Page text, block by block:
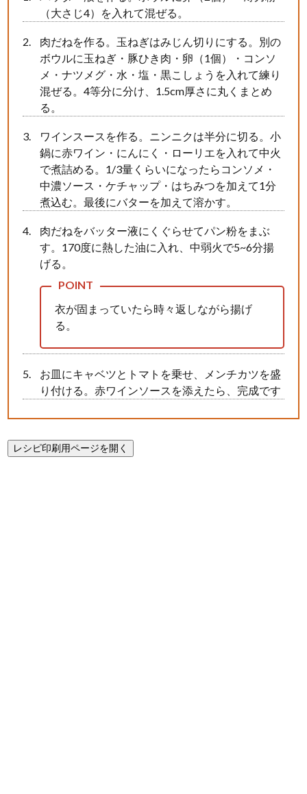
（大さじ4）を入れて混ぜる。
肉だねを作る。玉ねぎはみじん切りにする。別の
ボウルに玉ねぎ・豚ひき肉・卵（1個）・コンソ
メ・ナツメグ・水・塩・黒こしょうを入れて練り
混ぜる。4等分に分け、1.5cm厚さに丸くまとめ
る。
ワインスースを作る。ニンニクは半分に切る。小
鍋に赤ワイン・にんにく・ローリエを入れて中火
で煮詰める。1/3量くらいになったらコンソメ・
中濃ソース・ケチャップ・はちみつを加えて1分
煮込む。最後にバターを加えて溶かす。
肉だねをバッター液にくぐらせてパン粉をまぶ
す。170度に熱した油に入れ、中弱火で5~6分揚
げる。
衣が固まっていたら時々返しながら揚げ
る。
お皿にキャベツとトマトを乗せ、メンチカツを盛
り付ける。赤ワインソースを添えたら、完成です